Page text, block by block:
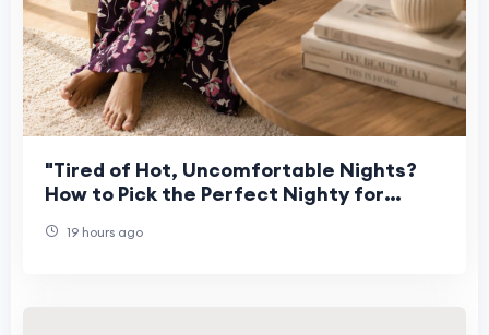
"Tired of Hot, Uncomfortable Nights?
How to Pick the Perfect Nighty for
19 hours ago